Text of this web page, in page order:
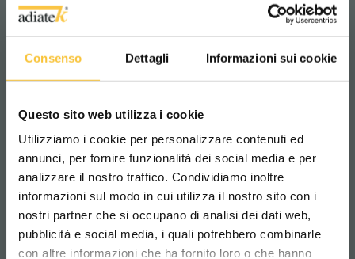
Consenso Dettagli Informazioni sui cookie
Questo sito web utilizza i cookie
Utilizziamo i cookie per personalizzare contenuti ed
annunci, per fornire funzionalità dei social media e per
analizzare il nostro traffico. Condividiamo inoltre
informazioni sul modo in cui utilizza il nostro sito con i
nostri partner che si occupano di analisi dei dati web,
pubblicità e social media, i quali potrebbero combinarle
con altre informazioni che ha fornito loro o che hanno
Anchura del alojamiento baterías
307 mm
Clase
|||
Scegli il paese in cui ti trovi e la tua